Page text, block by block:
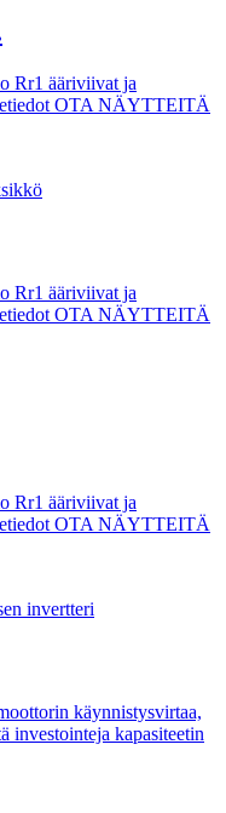
Rr1 ääriviivat ja
OTA NÄYTTEITÄ
Rr1 ääriviivat ja
OTA NÄYTTEITÄ
Rr1 ääriviivat ja
OTA NÄYTTEITÄ
käynnistysvirtaa,
investointeja kapasiteetin